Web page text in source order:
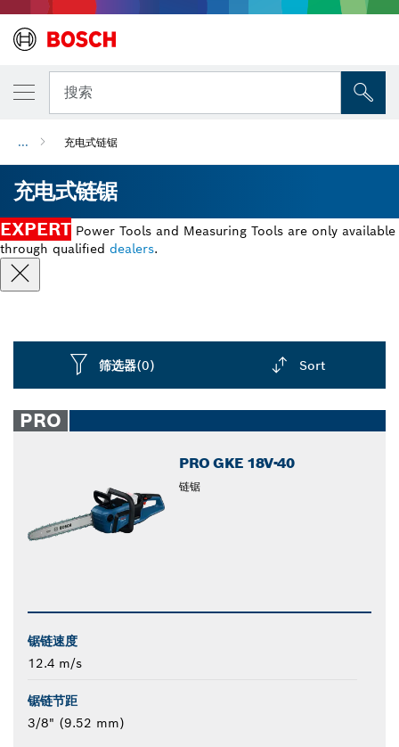
搜索
... 充电式链锯
充电式链锯
EXPERT Power Tools and Measuring Tools are only available
through qualified dealers.
筛选器(0) Sort
closed
PRO
PRO GKE 18V-40
链锯
锯链速度
12.4 m/s
锯链节距
3/8" (9.52 mm)